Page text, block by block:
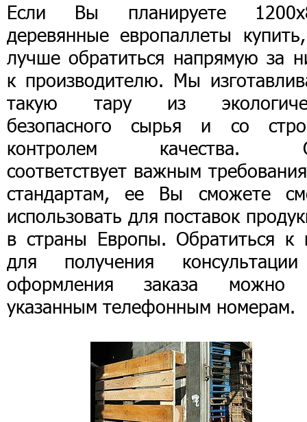
Если Вы планируете
деревянные европаллеты
лучше обратиться напрямую за
к производителю. Мы
такую тару из
безопасного сырья и со
контролем качества.
соответствует важным
стандартам, ее Вы сможете
использовать для поставок
в страны Европы. Обратиться к
для получения
оформления заказа можно
указанным телефонным номерам.